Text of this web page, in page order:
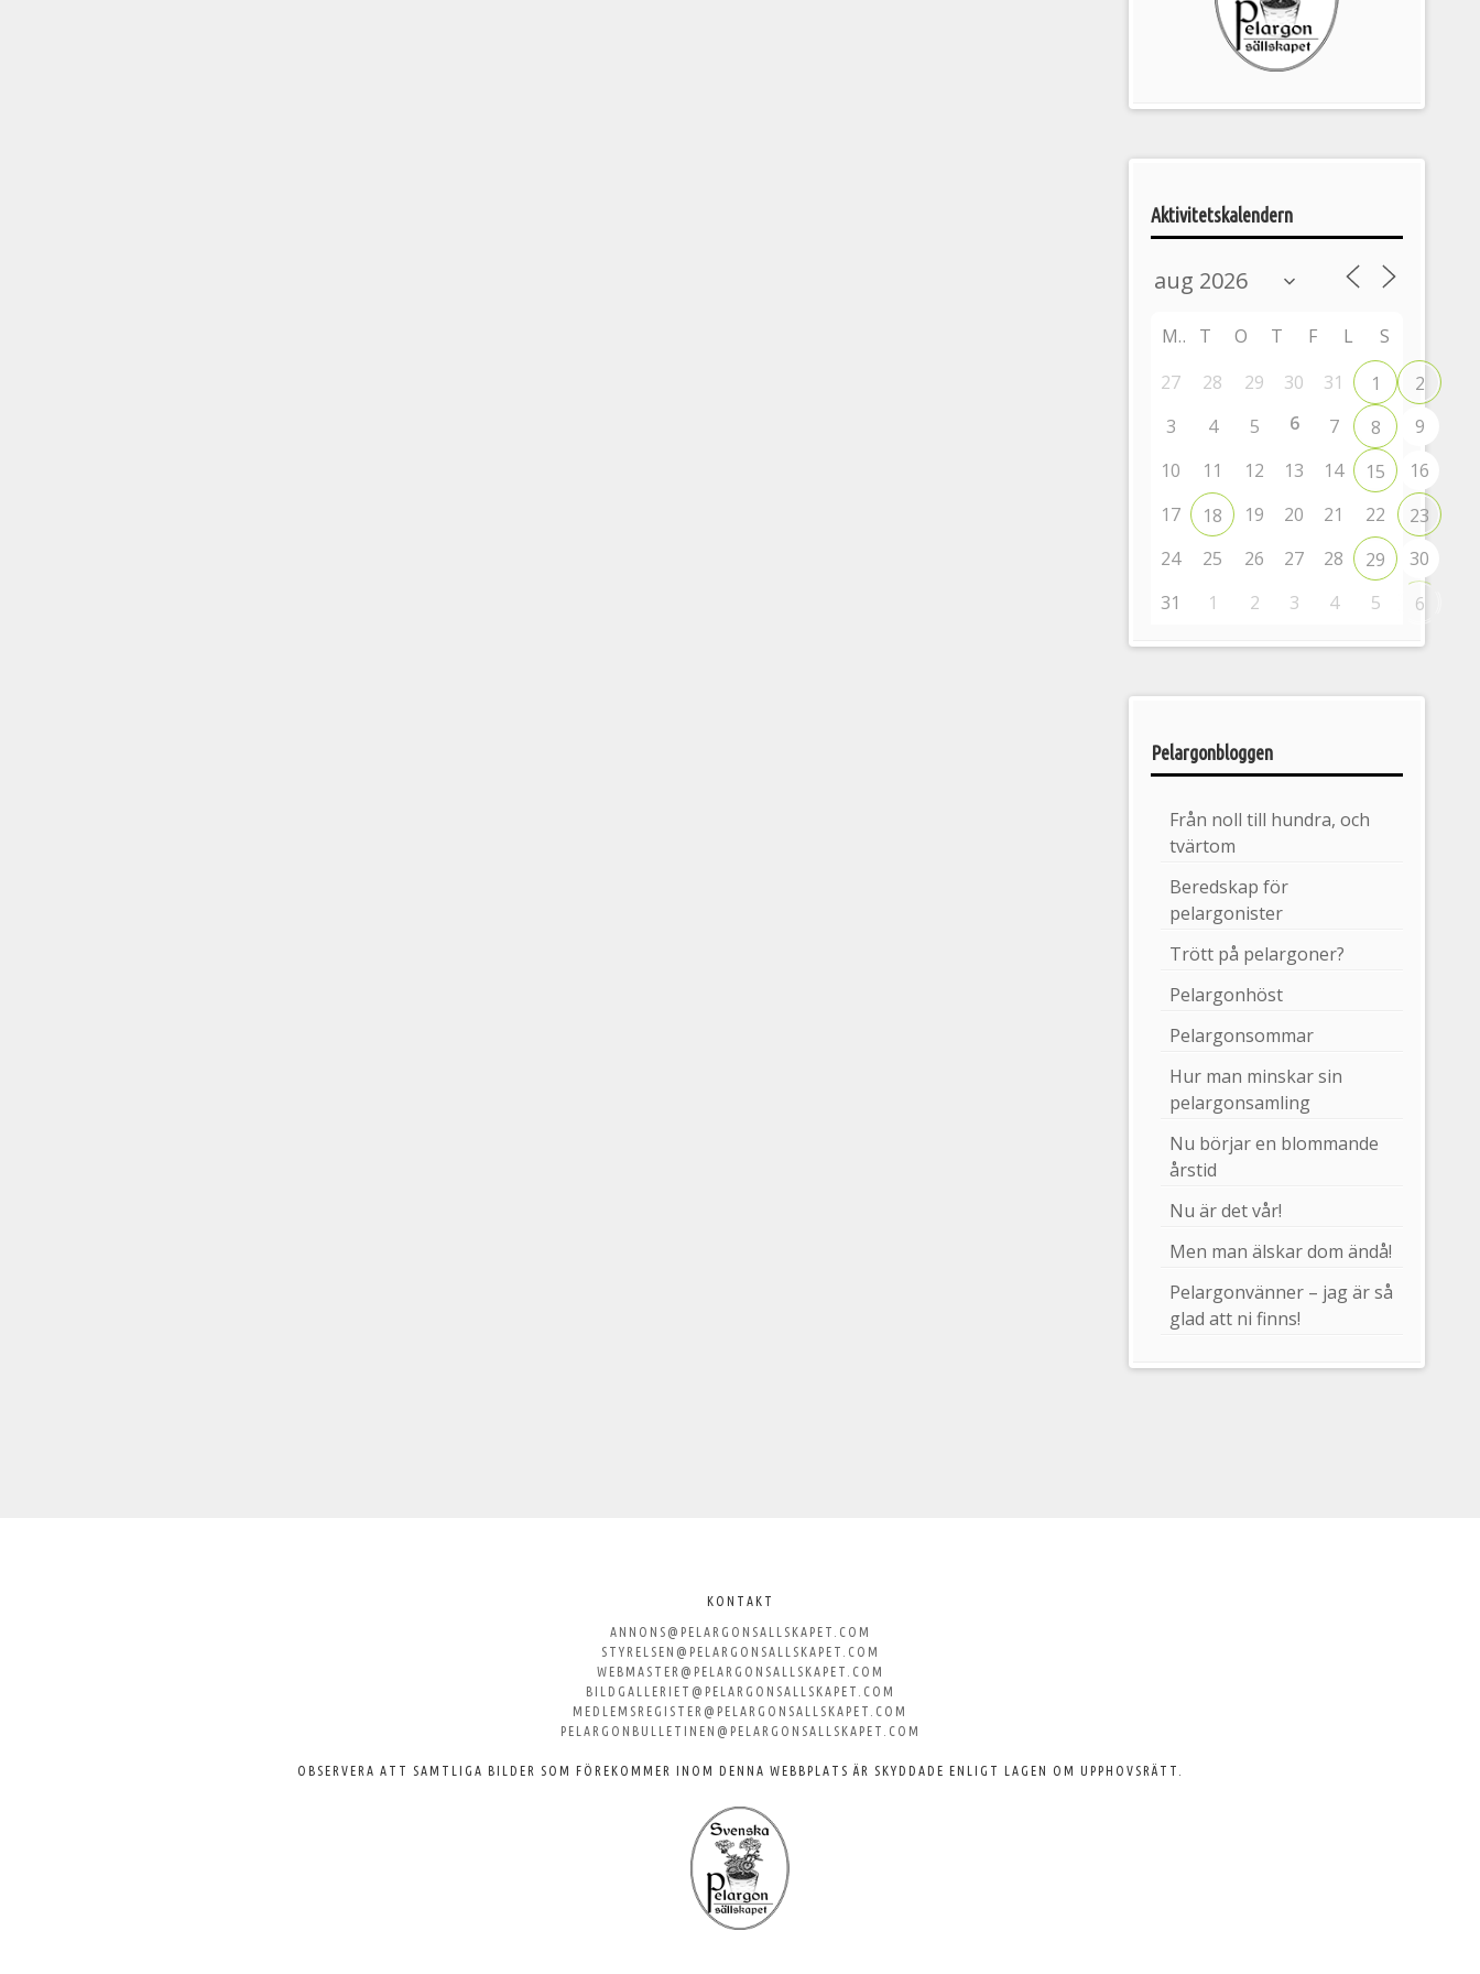
aktiviteter
Aktivitetskalendern
M T O T F L
S
27
28 29 30 31 1
2
3
4 5 6 7 8
9
10
11 12 13 14 15
16
17
18 19 20 21 22
23
24
25 26 27 28 29
30
31
1 2 3 4 5 6
Pelargonbloggen
Från noll till hundra, och
tvärtom
Beredskap för
pelargonister
Trött på pelargoner?
Pelargonhöst
Pelargonsommar
Hur man minskar sin
pelargonsamling
Nu börjar en blommande
årstid
Nu är det vår!
Men man älskar dom ändå!
Pelargonvänner – jag är så
glad att ni finns!
KONTAKT
ANNONS@PELARGONSALLSKAPET.COM
STYRELSEN@PELARGONSALLSKAPET.COM
WEBMASTER@PELARGONSALLSKAPET.COM
BILDGALLERIET@PELARGONSALLSKAPET.COM
MEDLEMSREGISTER@PELARGONSALLSKAPET.COM
PELARGONBULLETINEN@PELARGONSALLSKAPET.COM
OBSERVERA ATT SAMTLIGA BILDER SOM FÖREKOMMER INOM DENNA WEBBPLATS ÄR SKYDDADE ENLIGT LAGEN OM UPPHOVSRÄTT.